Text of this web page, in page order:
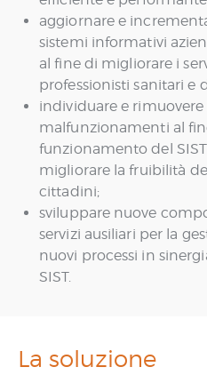
aggiornare e
sistemi informativi
al fine di migliorare i
professionisti sanitari e
individuare e rimuovere
malfunzionamenti al
funzionamento del
migliorare la fruibilità
cittadini;
sviluppare nuove
servizi ausiliari per la
nuovi processi in
SIST.
La soluzione